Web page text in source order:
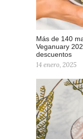
Más de 140
Veganuary
descuentos
14 enero, 2025